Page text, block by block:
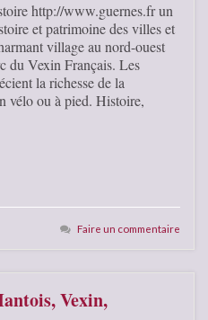
http://www.guernes.fr un
et patrimoine des villes et
village au nord-ouest
du Vexin Français. Les
la richesse de la
vélo ou à pied. Histoire,
Faire un commentaire
Vexin,